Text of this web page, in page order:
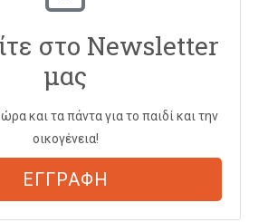
στο Newsletter
μας
και τα πάντα για το παιδί και την
οικογένεια!
ΕΓΓΡΑΦΗ